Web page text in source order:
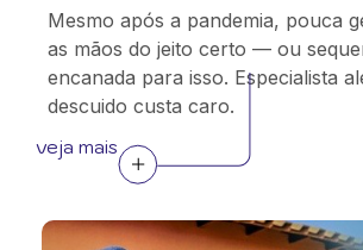
Mesmo após a pandemia, pouca
as mãos do jeito certo — ou
encanada para isso. Especialista
descuido custa caro.
veja mais